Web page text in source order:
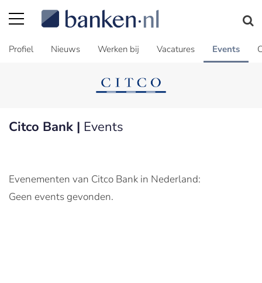
Profiel Nieuws Werken bij Vacatures Events
Citco Bank | Events
Evenementen van Citco Bank in Nederland:
Geen events gevonden.